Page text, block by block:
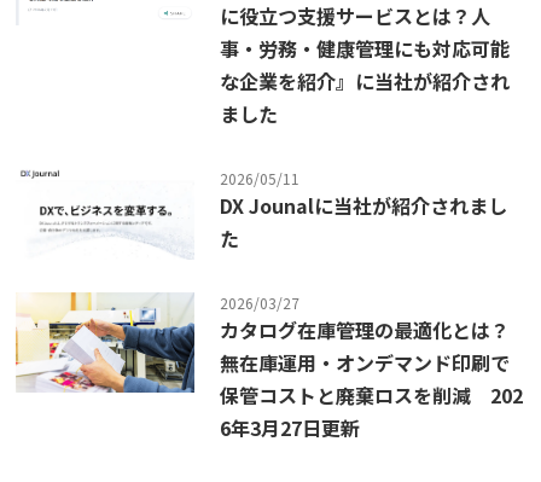
に役立つ支援サービスとは？人
事・労務・健康管理にも対応可能
な企業を紹介』に当社が紹介され
ました
2026/05/11
DX Jounalに当社が紹介されまし
た
2026/03/27
カタログ在庫管理の最適化とは？
無在庫運用・オンデマンド印刷で
保管コストと廃棄ロスを削減 202
6年3月27日更新